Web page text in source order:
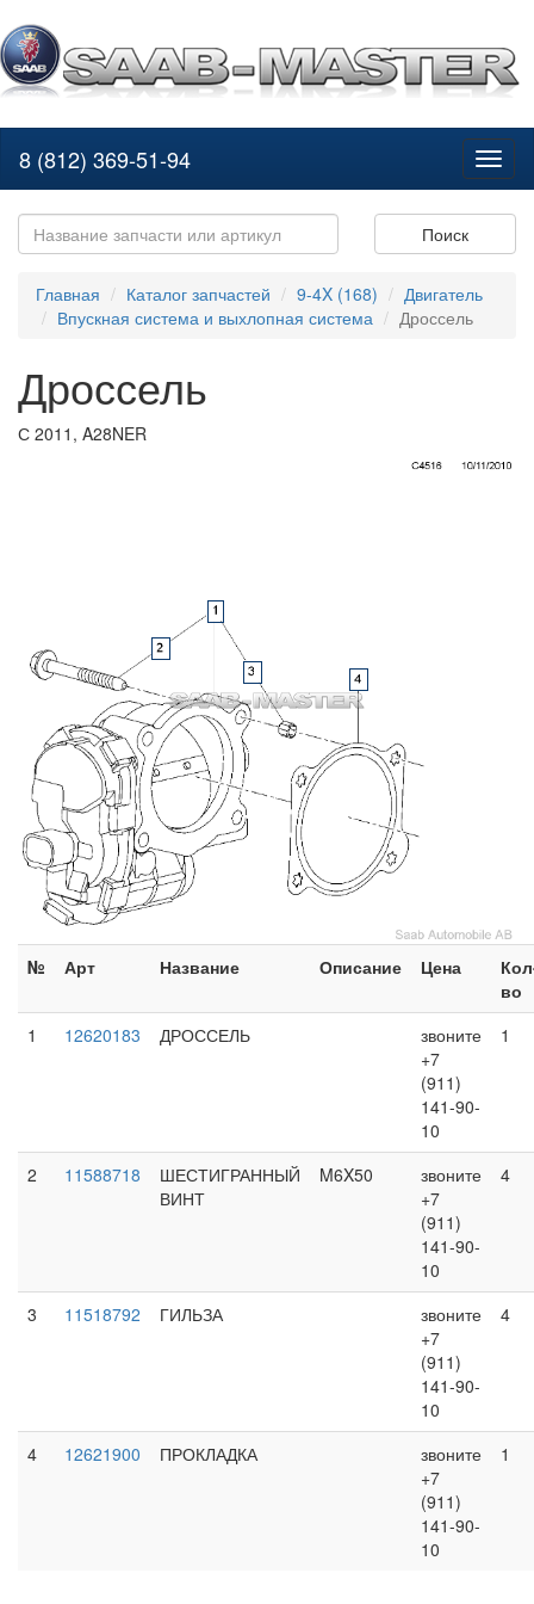
8 (812) 369-51-94
Поиск
Главная Каталог запчастей 9-4X (168)
Двигатель
Впускная система и выхлопная система
Дроссель
Дроссель
С 2011, A28NER
№ Арт Название Описание Цена
во
1
12620183 ДРОССЕЛЬ
звоните
+7
(911)
141-90-
10
1
2 11588718
ШЕСТИГРАННЫЙ
ВИНТ
M6X50
звоните
+7
(911)
141-90-
10
4
3 11518792 ГИЛЬЗА
звоните
+7
(911)
141-90-
10
4
4 12621900 ПРОКЛАДКА
звоните
+7
(911)
141-90-
10
1